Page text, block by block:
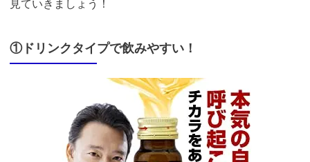
見ていきましょう！
①ドリンクタイプで飲みやすい！